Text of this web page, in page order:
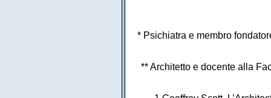
* Psichiatra e membro
** Architetto e docente alla